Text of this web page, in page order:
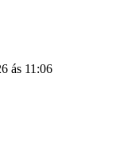
ás 11:06